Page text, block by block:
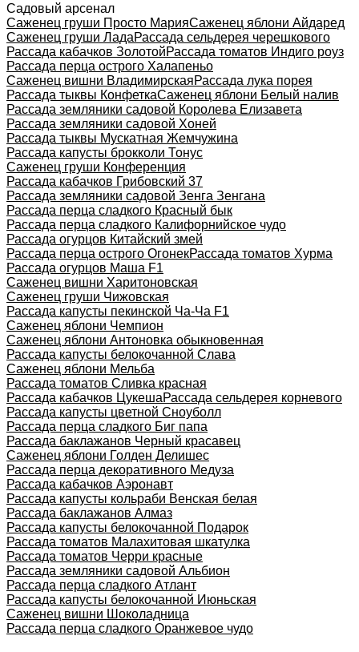
Садовый арсенал
Саженец груши Просто МарияСаженец яблони Айдаред
Саженец груши ЛадаРассада сельдерея черешкового
Рассада кабачков ЗолотойРассада томатов Индиго роуз
Рассада перца острого Халапеньо
Саженец вишни ВладимирскаяРассада лука порея
Рассада тыквы КонфеткаСаженец яблони Белый налив
Рассада земляники садовой Королева Елизавета
Рассада земляники садовой Хоней
Рассада тыквы Мускатная Жемчужина
Рассада капусты брокколи Тонус
Саженец груши Конференция
Рассада кабачков Грибовский 37
Рассада земляники садовой Зенга Зенгана
Рассада перца сладкого Красный бык
Рассада перца сладкого Калифорнийское чудо
Рассада огурцов Китайский змей
Рассада перца острого ОгонекРассада томатов Хурма
Рассада огурцов Маша F1
Саженец вишни Харитоновская
Саженец груши Чижовская
Рассада капусты пекинской Ча-Ча F1
Саженец яблони Чемпион
Саженец яблони Антоновка обыкновенная
Рассада капусты белокочанной Слава
Саженец яблони Мельба
Рассада томатов Сливка красная
Рассада кабачков ЦукешаРассада сельдерея корневого
Рассада капусты цветной Сноуболл
Рассада перца сладкого Биг папа
Рассада баклажанов Черный красавец
Саженец яблони Голден Делишес
Рассада перца декоративного Медуза
Рассада кабачков Аэронавт
Рассада капусты кольраби Венская белая
Рассада баклажанов Алмаз
Рассада капусты белокочанной Подарок
Рассада томатов Малахитовая шкатулка
Рассада томатов Черри красные
Рассада земляники садовой Альбион
Рассада перца сладкого Атлант
Рассада капусты белокочанной Июньская
Саженец вишни Шоколадница
Рассада перца сладкого Оранжевое чудо